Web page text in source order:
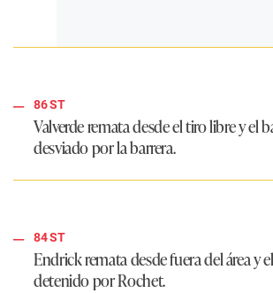
86 ST
Valverde remata desde el tiro libre y el
desviado por la barrera.
84 ST
Endrick remata desde fuera del área y
detenido por Rochet.